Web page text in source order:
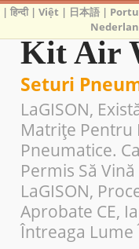
Kit Air
Seturi
LaGISON,
Matrițe Pentru
Pneumatice.
Permis Să
LaGISON,
Aprobate CE,
Întreaga Lume
|हिन्दी|Việt | 日本語 |